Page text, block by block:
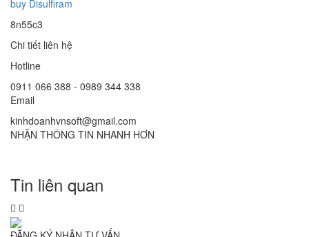
buy Disulfiram
8n55c3
Chi tiết liên hệ
Hotline
0911 066 388 - 0989 344 338
Email
kinhdoanhvnsoft@gmail.com
NHẬN THÔNG TIN NHANH HƠN
Tin liên quan